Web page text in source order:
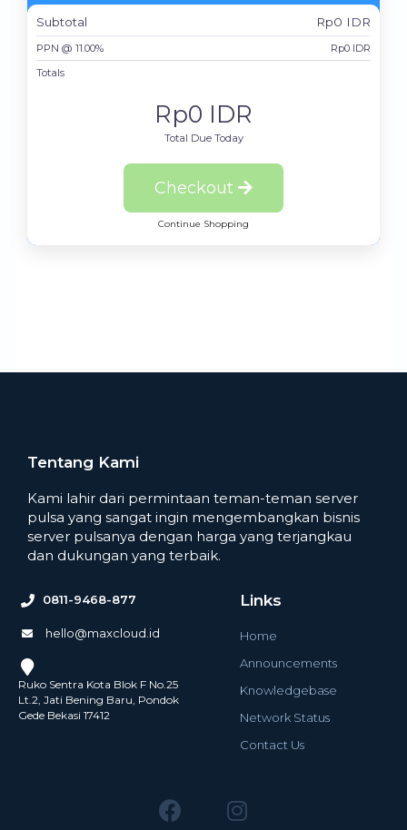
Subtotal Rp0 IDR
PPN @ 11.00%
Rp0 IDR
Totals
Rp0 IDR
Total Due Today
Checkout
Continue Shopping
Tentang Kami
Kami lahir dari permintaan teman-teman server
pulsa yang sangat ingin mengembangkan bisnis
server pulsanya dengan harga yang terjangkau
dan dukungan yang terbaik.
0811-9468-877
hello@maxcloud.id
Ruko Sentra Kota Blok F No.25
Lt.2, Jati Bening Baru, Pondok
Gede Bekasi 17412
Links
Home
Announcements
Knowledgebase
Network Status
Contact Us